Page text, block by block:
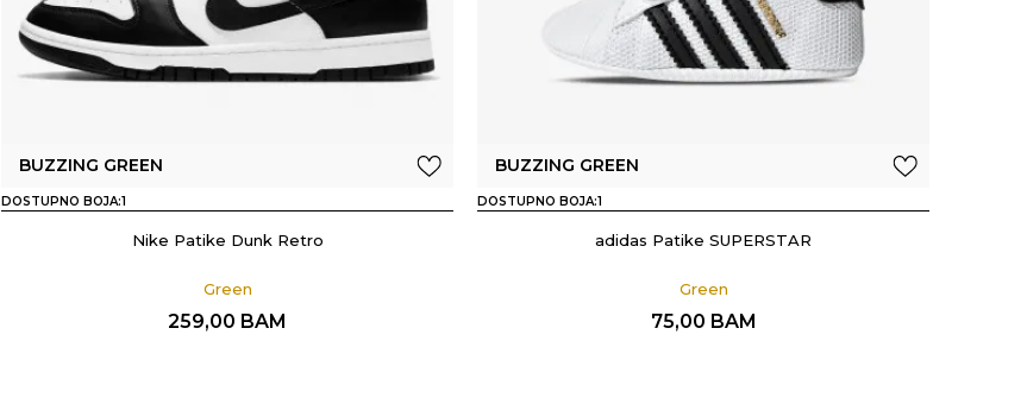
BUZZING GREEN
DOSTUPNO BOJA:1
Nike Patike Dunk Retro
Green
259,00 BAM
BUZZING GREEN
DOSTUPNO BOJA:1
adidas Patike SUPERSTAR
Green
75,00 BAM